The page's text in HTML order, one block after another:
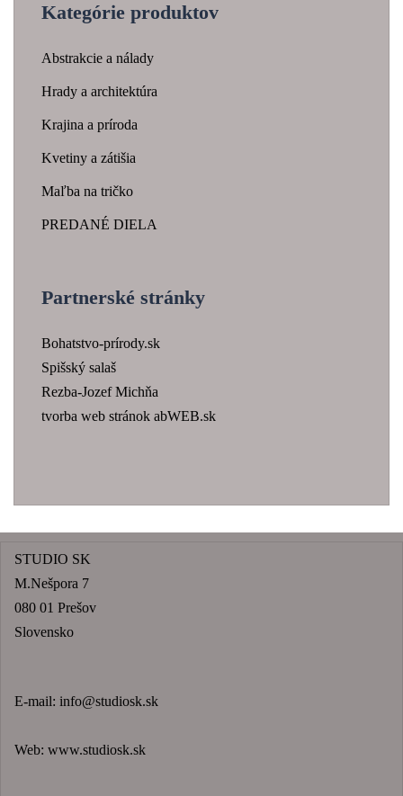
Kategórie produktov
Abstrakcie a nálady
Hrady a architektúra
Krajina a príroda
Kvetiny a zátišia
Maľba na tričko
PREDANÉ DIELA
Partnerské stránky
Bohatstvo-prírody.sk
Spišský salaš
Rezba-Jozef Michňa
tvorba web stránok abWEB.sk
STUDIO SK
M.Nešpora 7
080 01 Prešov
Slovensko
E-mail: info@studiosk.sk
Web: www.studiosk.sk